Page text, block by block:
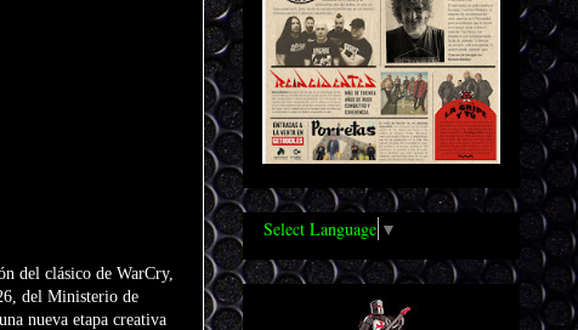
del clásico de WarCry,
del Ministerio de
nueva etapa creativa
Select Language ▼